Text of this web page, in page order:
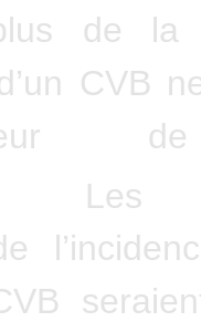
de la
CVB
Les